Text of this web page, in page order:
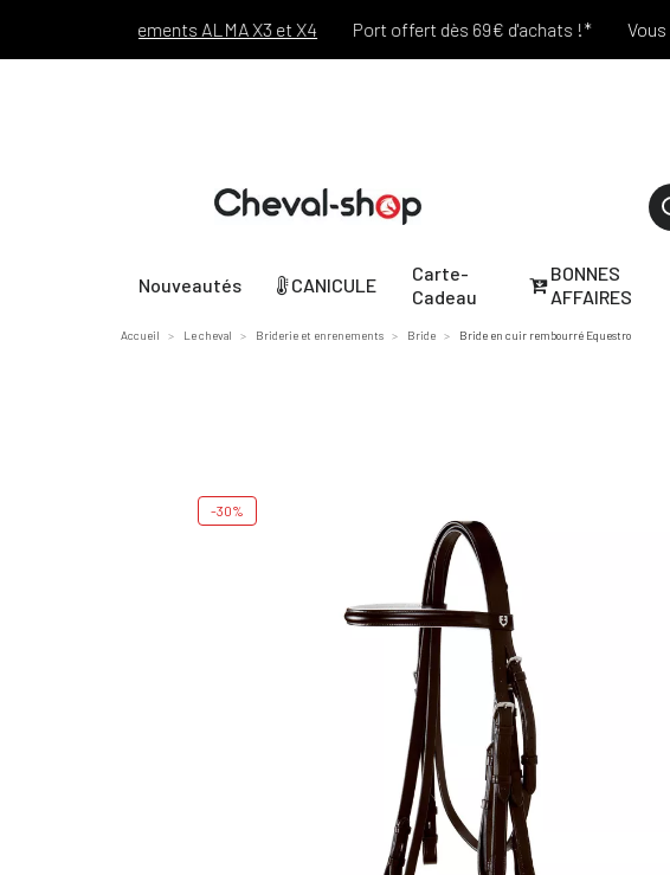
Paiements ALMA X3 et X4 Port offert dès 69€ d'achats !* Vous
Nouveautés CANICULE
Carte-
Cadeau
BONNES
AFFAIRES
Accueil Le cheval Briderie et enrenements Bride Bride en cuir rembourré Equestro
-30%